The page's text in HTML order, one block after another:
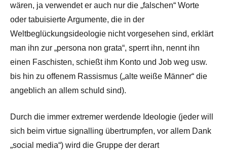
wären, ja verwendet er auch nur die „falschen“ Worte
oder tabuisierte Argumente, die in der
Weltbeglückungsideologie nicht vorgesehen sind, erklärt
man ihn zur „persona non grata“, sperrt ihn, nennt ihn
einen Faschisten, schießt ihm Konto und Job weg usw.
bis hin zu offenem Rassismus („alte weiße Männer“ die
angeblich an allem schuld sind).
Durch die immer extremer werdende Ideologie (jeder will
sich beim virtue signalling übertrumpfen, vor allem Dank
„social media“) wird die Gruppe der derart